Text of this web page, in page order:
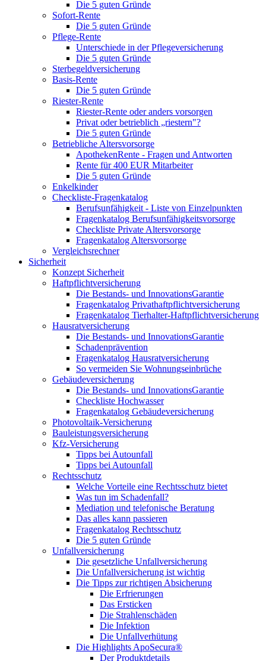
Die 5 guten Gründe
Sofort-Rente
Die 5 guten Gründe
Pflege-Rente
Unterschiede in der Pflegeversicherung
Die 5 guten Gründe
Sterbegeldversicherung
Basis-Rente
Die 5 guten Gründe
Riester-Rente
Riester-Rente oder anders vorsorgen
Privat oder betrieblich „riestern"?
Die 5 guten Gründe
Betriebliche Altersvorsorge
ApothekenRente - Fragen und Antworten
Rente für 400 EUR Mitarbeiter
Die 5 guten Gründe
Enkelkinder
Checkliste-Fragenkatalog
Berufsunfähigkeit - Liste von Einzelpunkten
Fragenkatalog Berufsunfähigkeitsvorsorge
Checkliste Private Altersvorsorge
Fragenkatalog Altersvorsorge
Vergleichsrechner
Sicherheit
Konzept Sicherheit
Haftpflichtversicherung
Die Bestands- und InnovationsGarantie
Fragenkatalog Privathaftpflichtversicherung
Fragenkatalog Tierhalter-Haftpflichtversicherung
Hausratversicherung
Die Bestands- und InnovationsGarantie
Schadenprävention
Fragenkatalog Hausratversicherung
So vermeiden Sie Wohnungseinbrüche
Gebäudeversicherung
Die Bestands- und InnovationsGarantie
Checkliste Hochwasser
Fragenkatalog Gebäudeversicherung
Photovoltaik-Versicherung
Bauleistungsversicherung
Kfz-Versicherung
Tipps bei Autounfall
Tipps bei Autounfall
Rechtsschutz
Welche Vorteile eine Rechtsschutz bietet
Was tun im Schadenfall?
Mediation und telefonische Beratung
Das alles kann passieren
Fragenkatalog Rechtsschutz
Die 5 guten Gründe
Unfallversicherung
Die gesetzliche Unfallversicherung
Die Unfallversicherung ist wichtig
Die Tipps zur richtigen Absicherung
Die Erfrierungen
Das Ersticken
Die Strahlenschäden
Die Infektion
Die Unfallverhütung
Die Highlights ApoSecura®
Der Produktdetails